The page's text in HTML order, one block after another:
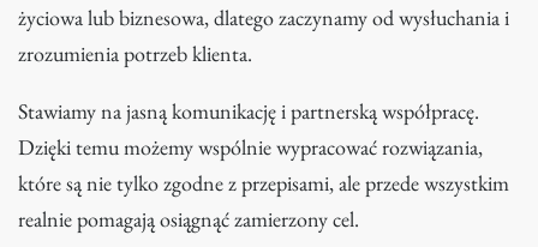
życiowa lub biznesowa, dlatego zaczynamy od wysłuchania i
zrozumienia potrzeb klienta.
Stawiamy na jasną komunikację i partnerską współpracę.
Dzięki temu możemy wspólnie wypracować rozwiązania,
które są nie tylko zgodne z przepisami, ale przede wszystkim
realnie pomagają osiągnąć zamierzony cel.